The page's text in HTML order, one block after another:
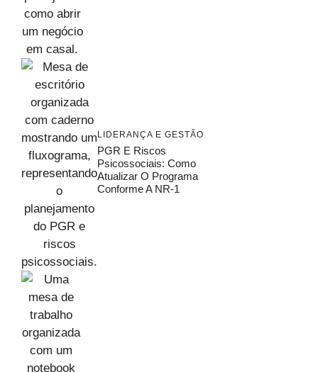
LIDERANÇA E GESTÃO
PGR E Riscos
Psicossociais: Como
Atualizar O Programa
Conforme A NR-1